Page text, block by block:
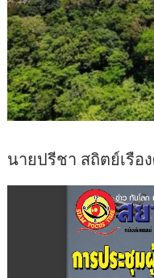
นายปรีชา สถิตย์เรือ